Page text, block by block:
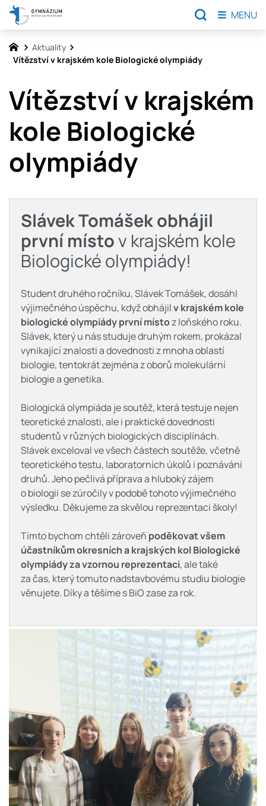
Aktuality
Vítězství v krajském kole Biologické olympiády
Vítězství v krajském
kole Biologické
olympiády
Slávek Tomášek obhájil
první místov krajském kole
Biologické olympiády!
Student druhého ročníku, Slávek Tomášek, dosáhl
výjimečného úspěchu, když obhájilv krajském kole
biologické olympiády první místoz loňského roku.
Slávek, který u nás studuje druhým rokem, prokázal
vynikající znalosti a dovednosti z mnoha oblastí
biologie, tentokrát zejména z oborů molekulární
biologie a genetika.
Biologická olympiáda je soutěž, která testuje nejen
teoretické znalosti, ale i praktické dovednosti
studentů v různých biologických disciplínách.
Slávek exceloval ve všech částech soutěže, včetně
teoretického testu, laboratorních úkolů i poznávání
druhů. Jeho pečlivá příprava a hluboký zájem
o biologii se zúročily v podobě tohoto výjimečného
výsledku. Děkujeme za skvělou reprezentaci školy!
Tímto bychom chtěli zároveň poděkovat všem
účastníkům okresních a krajských kol Biologické
olympiády za vzornou reprezentaci, ale také
za čas, který tomuto nadstavbovému studiu biologie
věnujete. Díky a těšíme s BiO zase za rok.
MENU